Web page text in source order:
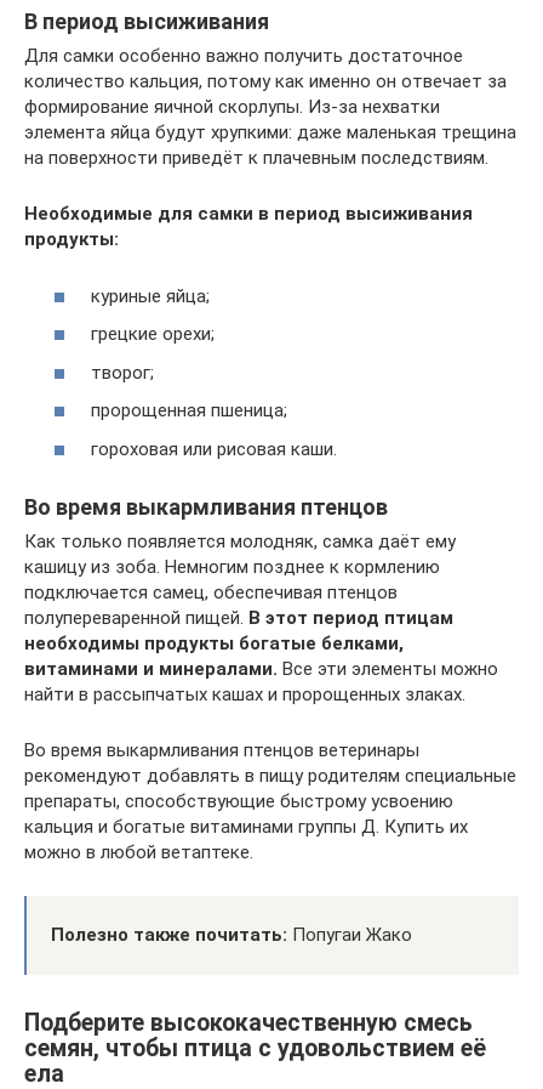
В период высиживания
Для самки особенно важно получить достаточное
количество кальция, потому как именно он отвечает за
формирование яичной скорлупы. Из-за нехватки
элемента яйца будут хрупкими: даже маленькая трещина
на поверхности приведёт к плачевным последствиям.
Необходимые для самки в период высиживания
продукты:
куриные яйца;
грецкие орехи;
творог;
пророщенная пшеница;
гороховая или рисовая каши.
Во время выкармливания птенцов
Как только появляется молодняк, самка даёт ему
кашицу из зоба. Немногим позднее к кормлению
подключается самец, обеспечивая птенцов
полупереваренной пищей. В этот период птицам
необходимы продукты богатые белками,
витаминами и минералами. Все эти элементы можно
найти в рассыпчатых кашах и пророщенных злаках.
Во время выкармливания птенцов ветеринары
рекомендуют добавлять в пищу родителям специальные
препараты, способствующие быстрому усвоению
кальция и богатые витаминами группы Д. Купить их
можно в любой ветаптеке.
Полезно также почитать: Попугаи Жако
Подберите высококачественную смесь
семян, чтобы птица с удовольствием её
ела